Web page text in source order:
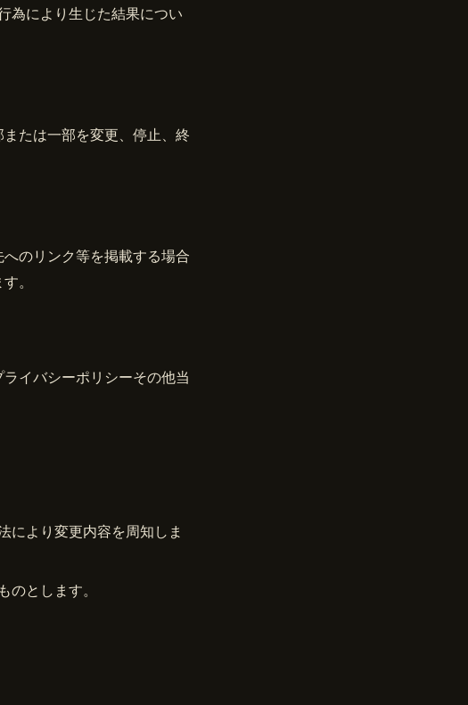
為により生じた結果につい
たは一部を変更、停止、終
のリンク等を掲載する場合
。
ライバシーポリシーその他当
により変更内容を周知しま
とします。